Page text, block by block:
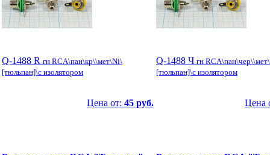
Q-1488 R гн RCA\пан\кр\\мет\Ni\
[тюльпан]\с изолятором
Цена от: 45 руб.
Q-1488 Ч гн
[тюльпан]\с изолятором
Цена